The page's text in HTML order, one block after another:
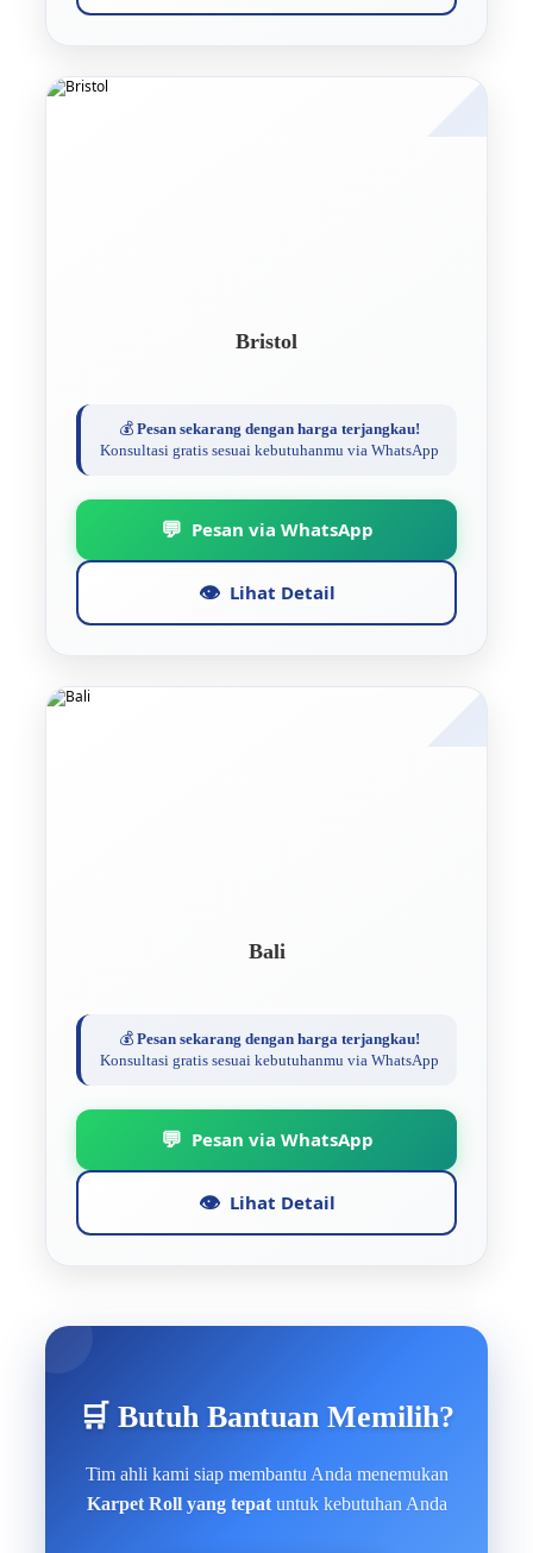
Bristol
💰 Pesan sekarang dengan harga terjangkau!
Konsultasi gratis sesuai kebutuhanmu via WhatsApp
💬 Pesan via WhatsApp
👁️ Lihat Detail
Bali
💰 Pesan sekarang dengan harga terjangkau!
Konsultasi gratis sesuai kebutuhanmu via WhatsApp
💬 Pesan via WhatsApp
👁️ Lihat Detail
🛒 Butuh Bantuan Memilih?
Tim ahli kami siap membantu Anda menemukan
Karpet Roll yang tepatuntuk kebutuhan Anda